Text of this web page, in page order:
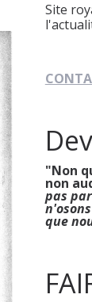
Site
"Non
non
pas
que